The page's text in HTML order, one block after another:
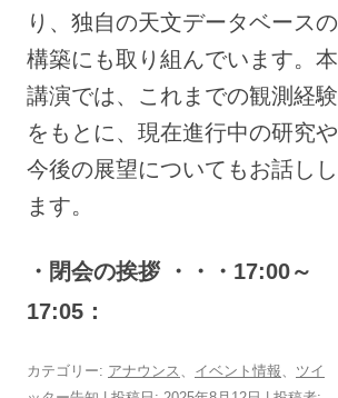
り、独自の天文データベースの
構築にも取り組んでいます。本
講演では、これまでの観測経験
をもとに、現在進行中の研究や
今後の展望についてもお話しし
ます。
・閉会の挨拶 ・・・17:00～
17:05：
カテゴリー: アナウンス 、 イベント情報、 ツイ